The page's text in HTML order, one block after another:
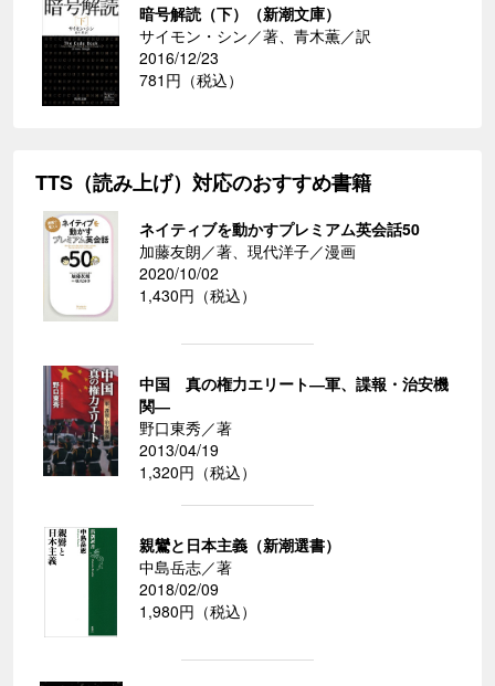
暗号解読（下）（新潮文庫）
サイモン・シン／著、青木薫／訳
2016/12/23
781円（税込）
TTS（読み上げ）対応のおすすめ書籍
ネイティブを動かすプレミアム英会話50
加藤友朗／著、現代洋子／漫画
2020/10/02
1,430円（税込）
中国 真の権力エリート―軍、諜報・治安機
関―
野口東秀／著
2013/04/19
1,320円（税込）
親鸞と日本主義（新潮選書）
中島岳志／著
2018/02/09
1,980円（税込）